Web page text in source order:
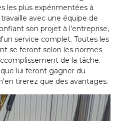
les plus expérimentées à
avec une équipe de
son projet à l’entreprise,
service complet. Toutes les
se feront selon les normes
de la tâche.
lui feront gagner du
tirerez que des avantages.